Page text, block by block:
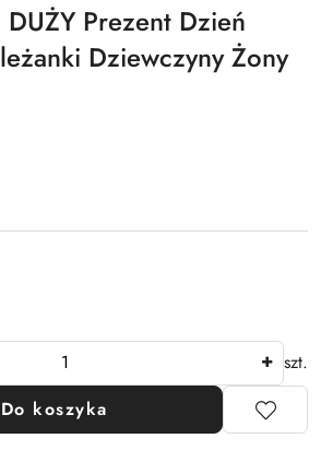
Prezent Dzień
Dziewczyny Żony
szt.
Do koszyka